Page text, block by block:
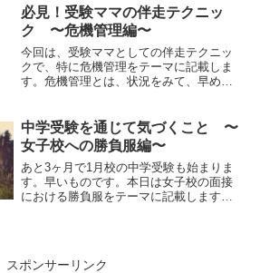
気になりますよね。そこで今回は私の周
りにもいたジャイアント・...
必見！受験ママの伴走テクニッ
ク 〜危機管理編〜
今回は、受験ママとしての伴走テクニッ
クで、特に危機管理をテーマに記載しま
す。危機管理とは、状況をみて、早めに
に講じることを指しています。我が家の
受験ママは、慎重過ぎると...
中学受験を通じて気づくこと 〜
女子校への勝負服編〜
あと3ヶ月で1月校の中学受験も始まりま
す。早いものです。本日は女子校の面接
における勝負服をテーマに記載します。
スポンサーリンク